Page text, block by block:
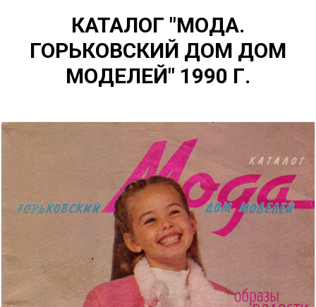
КАТАЛОГ "МОДА.
ГОРЬКОВСКИЙ ДОМ ДОМ
МОДЕЛЕЙ" 1990 Г.